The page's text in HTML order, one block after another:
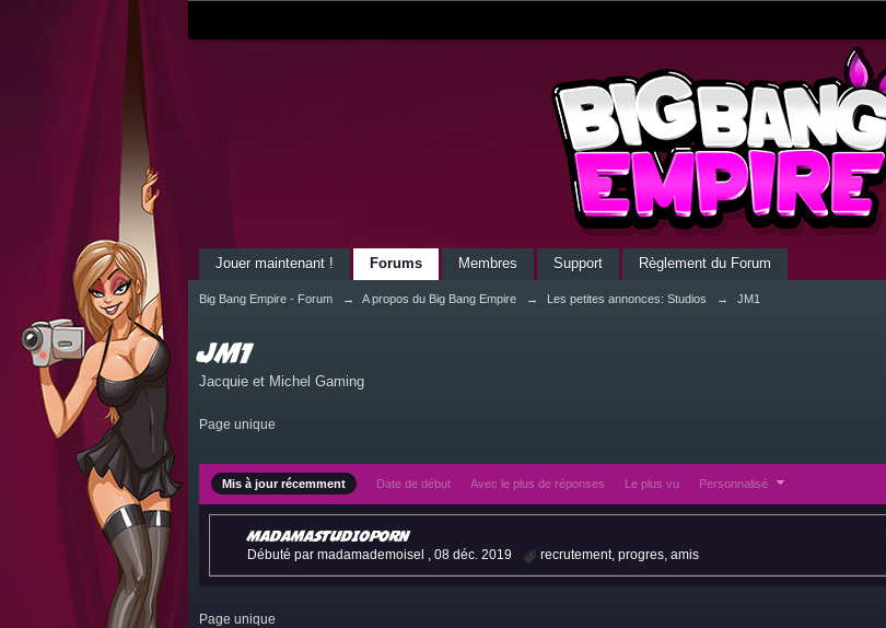
Jouer maintenant ! Forums Membres Support Règlement du Forum
Big Bang Empire - Forum → A propos du Big Bang Empire → Les petites annonces: Studios → JM1
JM1
Jacquie et Michel Gaming
Page unique
Mis à jour récemment Date de début Avec le plus de réponses Le plus vu Personnalisé
MadamaStudioPorn
Débuté par madamademoisel , 08 déc. 2019 recrutement, progres, amis
Page unique